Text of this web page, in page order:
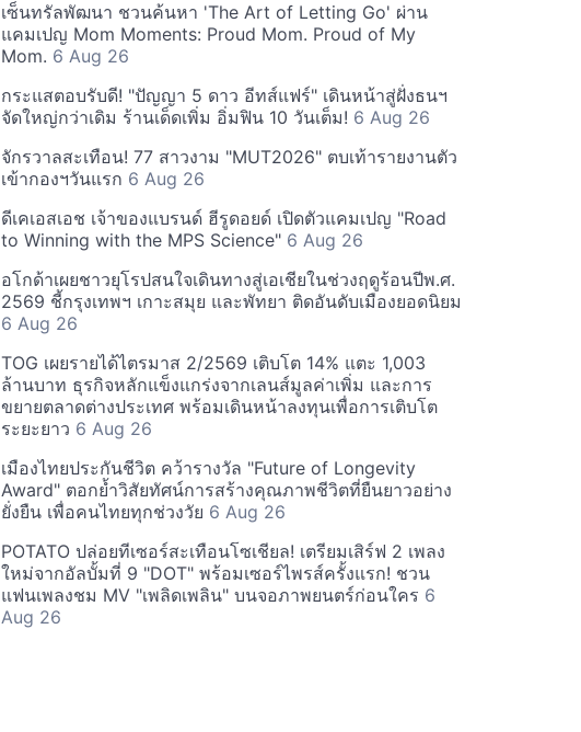
เซ็นทรัลพัฒนา ชวนค้นหา 'The Art of Letting Go' ผ่าน
แคมเปญ Mom Moments: Proud Mom. Proud of My
Mom. 6 Aug 26
กระแสตอบรับดี! "ปัญญา 5 ดาว อีทส์แฟร์" เดินหน้าสู่ฝั่งธนฯ
จัดใหญ่กว่าเดิม ร้านเด็ดเพิ่ม อิ่มฟิน 10 วันเต็ม! 6 Aug 26
จักรวาลสะเทือน! 77 สาวงาม "MUT2026" ตบเท้ารายงานตัว
เข้ากองฯวันแรก 6 Aug 26
ดีเคเอสเอช เจ้าของแบรนด์ ฮีรูดอยด์ เปิดตัวแคมเปญ "Road
to Winning with the MPS Science" 6 Aug 26
อโกด้าเผยชาวยุโรปสนใจเดินทางสู่เอเชียในช่วงฤดูร้อนปีพ.ศ.
2569 ชี้กรุงเทพฯ เกาะสมุย และพัทยา ติดอันดับเมืองยอดนิยม
6 Aug 26
TOG เผยรายได้ไตรมาส 2/2569 เติบโต 14% แตะ 1,003
ล้านบาท ธุรกิจหลักแข็งแกร่งจากเลนส์มูลค่าเพิ่ม และการ
ขยายตลาดต่างประเทศ พร้อมเดินหน้าลงทุนเพื่อการเติบโต
ระยะยาว 6 Aug 26
เมืองไทยประกันชีวิต คว้ารางวัล "Future of Longevity
Award" ตอกย้ำวิสัยทัศน์การสร้างคุณภาพชีวิตที่ยืนยาวอย่าง
ยั่งยืน เพื่อคนไทยทุกช่วงวัย 6 Aug 26
POTATO ปล่อยทีเซอร์สะเทือนโซเชียล! เตรียมเสิร์ฟ 2 เพลง
ใหม่จากอัลบั้มที่ 9 "DOT" พร้อมเซอร์ไพรส์ครั้งแรก! ชวน
แฟนเพลงชม MV "เพลิดเพลิน" บนจอภาพยนตร์ก่อนใคร 6
Aug 26